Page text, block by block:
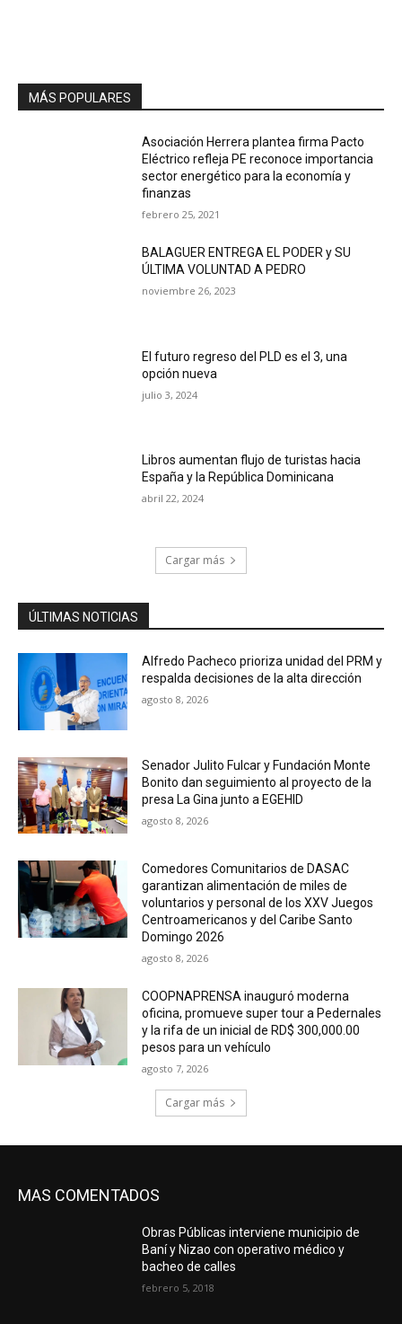
MÁS POPULARES
Asociación Herrera plantea firma Pacto
Eléctrico refleja PE reconoce importancia
sector energético para la economía y
finanzas
febrero 25, 2021
BALAGUER ENTREGA EL PODER y SU
ÚLTIMA VOLUNTAD A PEDRO
noviembre 26, 2023
El futuro regreso del PLD es el 3, una
opción nueva
julio 3, 2024
Libros aumentan flujo de turistas hacia
España y la República Dominicana
abril 22, 2024
Cargar más
ÚLTIMAS NOTICIAS
Alfredo Pacheco prioriza unidad del PRM y
respalda decisiones de la alta dirección
agosto 8, 2026
Senador Julito Fulcar y Fundación Monte
Bonito dan seguimiento al proyecto de la
presa La Gina junto a EGEHID
agosto 8, 2026
Comedores Comunitarios de DASAC
garantizan alimentación de miles de
voluntarios y personal de los XXV Juegos
Centroamericanos y del Caribe Santo
Domingo 2026
agosto 8, 2026
COOPNAPRENSA inauguró moderna
oficina, promueve super tour a Pedernales
y la rifa de un inicial de RD$ 300,000.00
pesos para un vehículo
agosto 7, 2026
Cargar más
MAS COMENTADOS
Obras Públicas interviene municipio de
Baní y Nizao con operativo médico y
bacheo de calles
febrero 5, 2018